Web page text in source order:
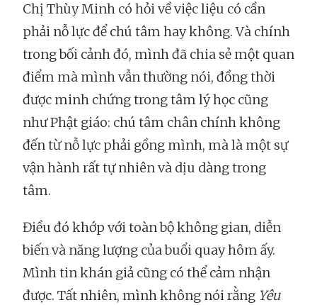
Chị Thùy Minh có hỏi về việc liệu có cần
phải nỗ lực để chú tâm hay không. Và chính
trong bối cảnh đó, mình đã chia sẻ một quan
điểm mà mình vẫn thường nói, đồng thời
được minh chứng trong tâm lý học cũng
như Phật giáo: chú tâm chân chính không
đến từ nỗ lực phải gồng mình, mà là một sự
vận hành rất tự nhiên và dịu dàng trong
tâm.
Điều đó khớp với toàn bộ không gian, diễn
biến và năng lượng của buổi quay hôm ấy.
Mình tin khán giả cũng có thể cảm nhận
được. Tất nhiên, mình không nói rằng Yêu